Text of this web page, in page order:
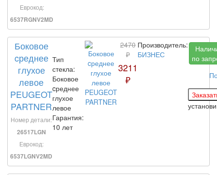
Еврокод:
6537RGNV2MD
Боковое
cреднее
глухое
левое
PEUGEOT
PARTNER
Номер детали:
26517LGN
Еврокод:
6537LGNV2MD
Тип
стекла:
Боковое
cреднее
глухое
левое
Гарантия:
10 лет
2470
₽
3211
₽
Производитель:
БИЗНЕС
по